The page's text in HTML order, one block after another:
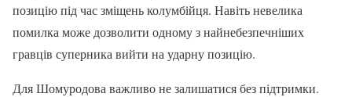
позицію під час зміщень колумбійця. Навіть невелика
помилка може дозволити одному з найнебезпечніших
гравців суперника вийти на ударну позицію.
Для Шомуродова важливо не залишатися без підтримки.